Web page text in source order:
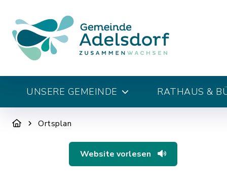
UNSERE GEMEINDE RATHAUS &
Ortsplan
Website vorlesen